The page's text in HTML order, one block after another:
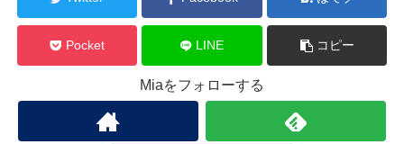
Pocket LINE コピー
Miaをフォローする